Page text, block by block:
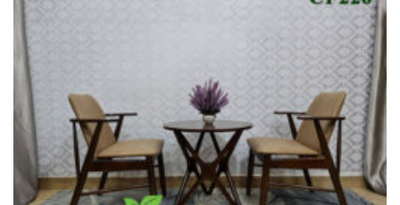
Do đó tiết kiệm chi phí tối đa.
Nhà xưởng đặt trên diện tích 1000m2 do doanh nghiệp
sở hữu không mất chi phí thuê đất.
Nội thất Mộc Style –Bàn ghế cafe giá rẻ,
chăm sóc khách hàng trọn đời sản phẩm!
2. Bàn ghế cafe gỗ đẹp nhất